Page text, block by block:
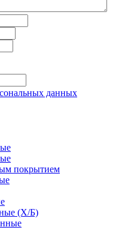
данных
покрытием
(Х/Б)